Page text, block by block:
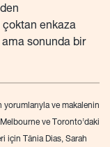
çoktan enkaza
sonunda bir
yorumlarıyla ve makalenin
ve Toronto’daki
için Tânia Dias, Sarah